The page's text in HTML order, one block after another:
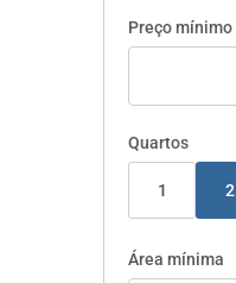
Preço mínimo
Quartos
1 2
Área mínima